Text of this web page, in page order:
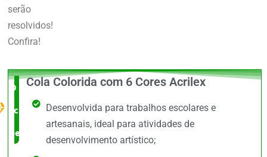
serão
resolvidos!
Confira!
O Melhor
custo x
benefício
Cola Colorida com 6 Cores Acrilex
Desenvolvida para trabalhos escolares e
artesanais, ideal para atividades de
desenvolvimento artístico;